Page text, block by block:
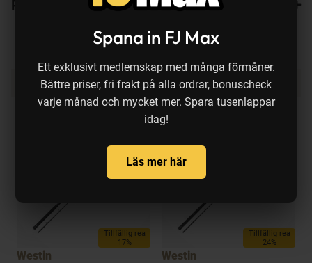
Spana in FJ Max
Ett exklusivt medlemskap med många förmåner.
Bättre priser, fri frakt på alla ordrar, bonuscheck
varje månad och mycket mer. Spara tusenlappar
idag!
Läs mer här
Recensioner
Produkten köps ofta ihop med:
Tillfällig rea
17%
Westin
Tillfällig rea
24%
Westin